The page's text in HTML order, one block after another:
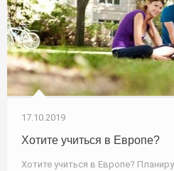
17.10.2019
Хотите учиться в Европе?
Хотите учиться в Европе?